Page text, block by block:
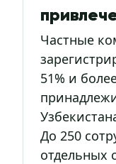
Частные
51% и
До 250
отдельных